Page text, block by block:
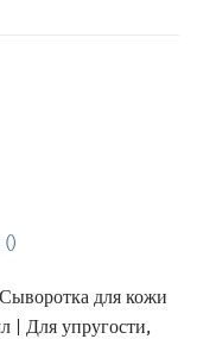
()
для кожи
| Для упругости,